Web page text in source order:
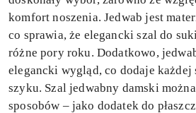
komfort noszenia. Jedwab jest
co sprawia, że elegancki szal do
różne pory roku. Dodatkowo,
elegancki wygląd, co dodaje
szyku. Szal jedwabny damski
sposobów – jako dodatek do